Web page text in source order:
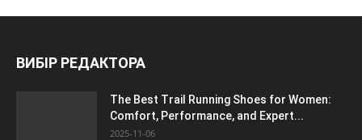
ВИБІР РЕДАКТОРА
The Best Trail Running Shoes for Women:
Comfort, Performance, and Expert...
2025-11-06